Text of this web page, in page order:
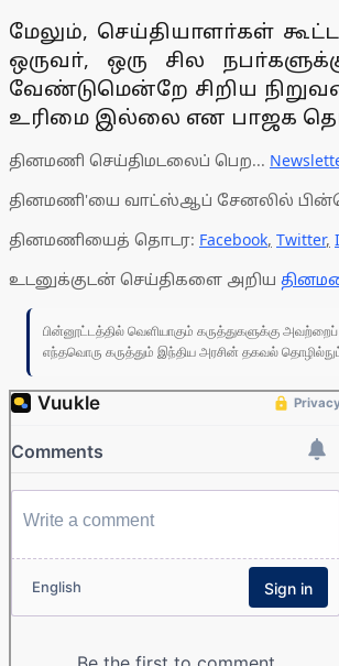
மேலும், செய்தியாளா்கள்
ஒருவா், ஒரு சில
வேண்டுமென்றே சிறிய
உரிமை இல்லை என பாஜக
தினமணி செய்திமடலைப் பெற...
தினமணி'யை வாட்ஸ்ஆப் சேனலில்
தினமணியைத் தொடர: Facebook, Twitter,
உடனுக்குடன் செய்திகளை அறிய
பின்னூட்டத்தில் வெளியாகும் கருத்துகளுக்கு
எந்தவொரு கருத்தும் இந்திய அரசின் தகவல்